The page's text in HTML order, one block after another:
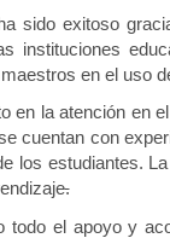
sido exitoso
instituciones
en el uso
en la atención en
cuentan con
los estudiantes.
.
todo el apoyo y